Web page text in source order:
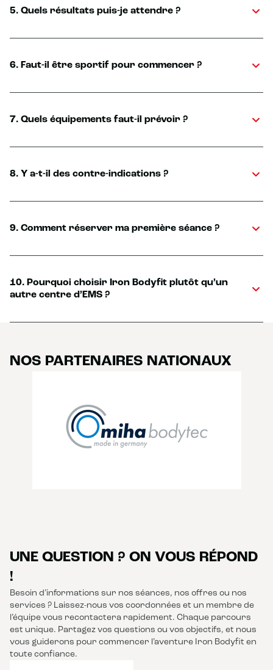
5. Quels résultats puis-je attendre ?
6. Faut-il être sportif pour commencer ?
7. Quels équipements faut-il prévoir ?
8. Y a-t-il des contre-indications ?
9. Comment réserver ma première séance ?
10. Pourquoi choisir Iron Bodyfit plutôt qu’un
autre centre d’EMS ?
NOS PARTENAIRES NATIONAUX
UNE QUESTION ? ON VOUS RÉPOND
!
Besoin d’informations sur nos séances, nos offres ou nos
services ? Laissez-nous vos coordonnées et un membre de
l’équipe vous recontactera rapidement. Chaque parcours
est unique. Partagez vos questions ou vos objectifs, et nous
vous guiderons pour commencer l’aventure Iron Bodyfit en
toute confiance.